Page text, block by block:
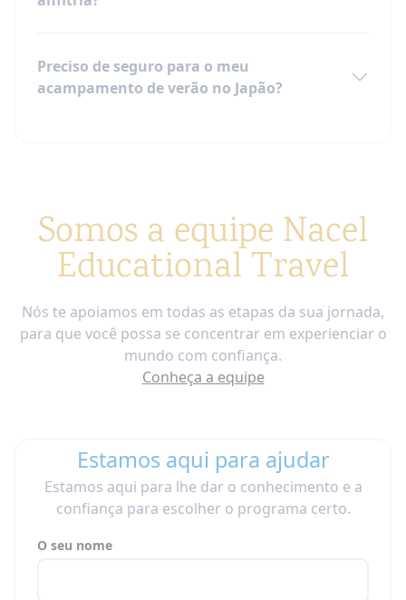
Preciso de seguro para o meu
acampamento de verão no Japão?
Somos a equipe Nacel
Educational Travel
Nós te apoiamos em todas as etapas da sua jornada,
para que você possa se concentrar em experienciar o
mundo com confiança.
Conheça a equipe
Estamos aqui para ajudar
Estamos aqui para lhe dar o conhecimento e a
confiança para escolher o programa certo.
O seu nome